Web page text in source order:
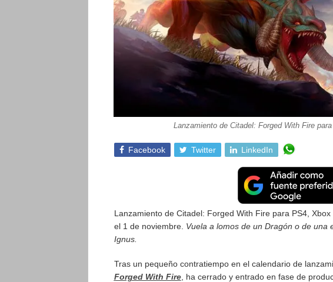
Lanzamiento de Citadel: Forged With Fire
Facebook Twitter LinkedIn
Lanzamiento de Citadel: Forged With Fire para PS4,
el 1 de noviembre. Vuela a lomos de un Dragón o de una
Ignus.
Tras un pequeño contratiempo en el calendario de
Forged With Fire, ha cerrado y entrado en fase de